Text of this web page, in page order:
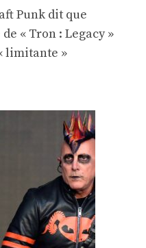
Punk dit que
« Tron : Legacy »
limitante »